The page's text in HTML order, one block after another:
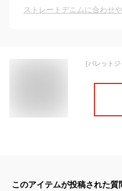
このアイテムが投稿された質